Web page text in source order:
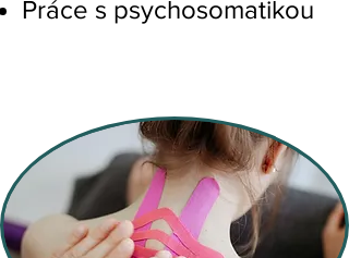
Práce s psychosomatikou